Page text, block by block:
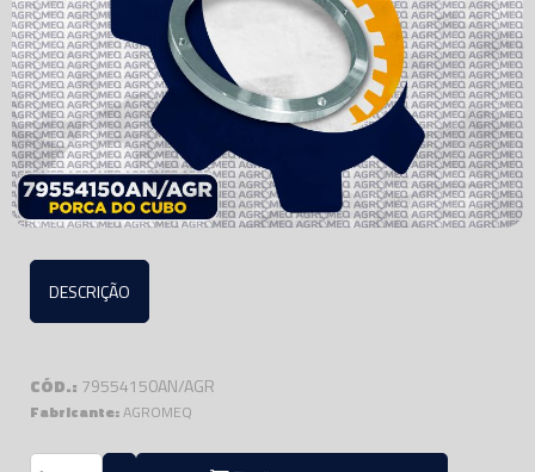
DESCRIÇÃO
CÓD.: 79554150AN/AGR
Fabricante:AGROMEQ